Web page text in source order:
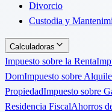
Divorcio
Custodia y
Calculadoras
Impuesto sobre la Renta
DomImpuesto sobre
PropiedadImpuesto sobre
Residencia FiscalAhorros